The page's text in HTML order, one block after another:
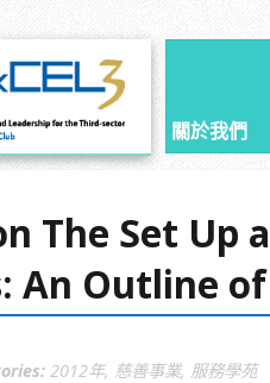
關於我們
The Set Up
An Outline
2012年, 慈善事業, 服務學苑